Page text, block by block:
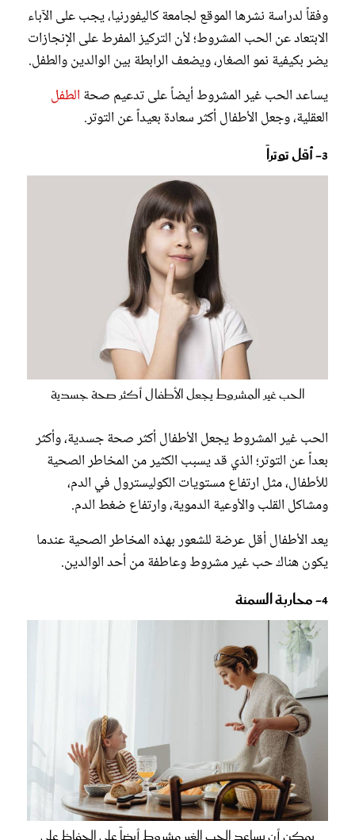
وفقاً لدراسة نشرها الموقع لجامعة كاليفورنيا، يجب على الآباء
الابتعاد عن الحب المشروط؛ لأن التركيز المفرط على الإنجازات
يضر بكيفية نمو الصغار، ويضعف الرابطة بين الوالدين والطفل.
يساعد الحب غير المشروط أيضاً على تدعيم صحة الطفل
العقلية، وجعل الأطفال أكثر سعادة بعيداً عن التوتر.
3- أقل توتراً
الحب غير المشروط يجعل الأطفال أكثر صحة جسدية
الحب غير المشروط يجعل الأطفال أكثر صحة جسدية، وأكثر
بعداً عن التوتر؛ الذي قد يسبب الكثير من المخاطر الصحية
للأطفال، مثل ارتفاع مستويات الكوليسترول في الدم،
ومشاكل القلب والأوعية الدموية، وارتفاع ضغط الدم.
يعد الأطفال أقل عرضة للشعور بهذه المخاطر الصحية عندما
يكون هناك حب غير مشروط وعاطفة من أحد الوالدين.
4- محاربة السمنة